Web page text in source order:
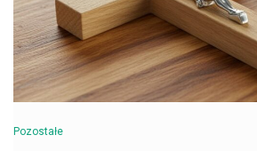
Pozostałe